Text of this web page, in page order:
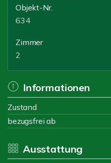
Objekt-Nr.
634
Zimmer
2
Informationen
Zustand
bezugsfrei ab
Ausstattung